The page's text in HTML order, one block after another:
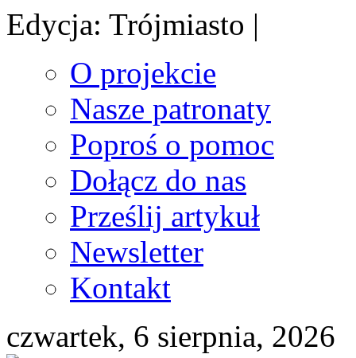
Edycja: Trójmiasto |
O projekcie
Nasze patronaty
Poproś o pomoc
Dołącz do nas
Prześlij artykuł
Newsletter
Kontakt
czwartek, 6 sierpnia, 2026